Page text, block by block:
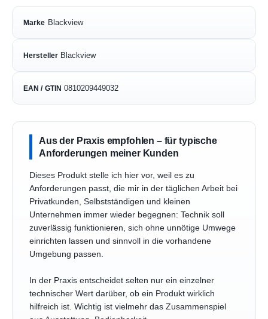
Marke Blackview
Hersteller Blackview
EAN / GTIN 0810209449032
Aus der Praxis empfohlen – für typische
Anforderungen meiner Kunden
Dieses Produkt stelle ich hier vor, weil es zu
Anforderungen passt, die mir in der täglichen Arbeit bei
Privatkunden, Selbstständigen und kleinen
Unternehmen immer wieder begegnen: Technik soll
zuverlässig funktionieren, sich ohne unnötige Umwege
einrichten lassen und sinnvoll in die vorhandene
Umgebung passen.
In der Praxis entscheidet selten nur ein einzelner
technischer Wert darüber, ob ein Produkt wirklich
hilfreich ist. Wichtig ist vielmehr das Zusammenspiel